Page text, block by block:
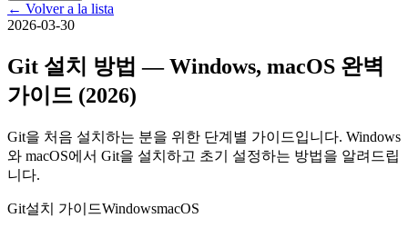
← Volver a la lista
2026-03-30
Git 설치 방법 — Windows, macOS 완벽
가이드 (2026)
Git을 처음 설치하는 분을 위한 단계별 가이드입니다. Windows
와 macOS에서 Git을 설치하고 초기 설정하는 방법을 알려드립
니다.
Git설치 가이드WindowsmacOS